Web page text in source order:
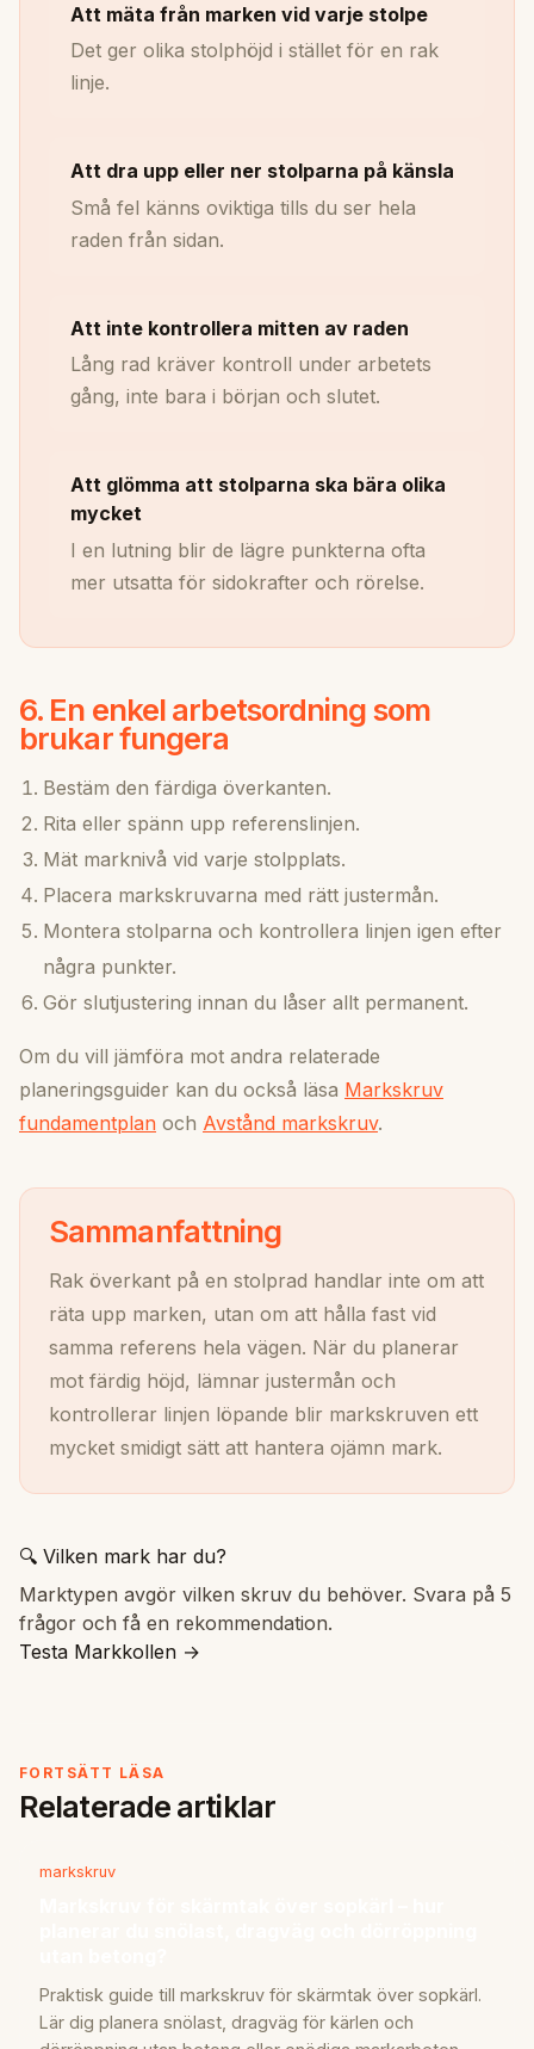
Att mäta från marken vid varje stolpe
Det ger olika stolphöjd i stället för en rak
linje.
Att dra upp eller ner stolparna på känsla
Små fel känns oviktiga tills du ser hela
raden från sidan.
Att inte kontrollera mitten av raden
Lång rad kräver kontroll under arbetets
gång, inte bara i början och slutet.
Att glömma att stolparna ska bära olika
mycket
I en lutning blir de lägre punkterna ofta
mer utsatta för sidokrafter och rörelse.
6. En enkel arbetsordning som
brukar fungera
Bestäm den färdiga överkanten.
Rita eller spänn upp referenslinjen.
Mät marknivå vid varje stolpplats.
Placera markskruvarna med rätt justermån.
Montera stolparna och kontrollera linjen igen efter
några punkter.
Gör slutjustering innan du låser allt permanent.
Om du vill jämföra mot andra relaterade
planeringsguider kan du också läsa Markskruv
fundamentplan och Avstånd markskruv.
Sammanfattning
Rak överkant på en stolprad handlar inte om att
räta upp marken, utan om att hålla fast vid
samma referens hela vägen. När du planerar
mot färdig höjd, lämnar justermån och
kontrollerar linjen löpande blir markskruven ett
mycket smidigt sätt att hantera ojämn mark.
🔍 Vilken mark har du?
Marktypen avgör vilken skruv du behöver. Svara på 5
frågor och få en rekommendation.
Testa Markkollen →
FORTSÄTT LÄSA
Relaterade artiklar
markskruv
Praktisk guide till markskruv för skärmtak över sopkärl.
Lär dig planera snölast, dragväg för kärlen och